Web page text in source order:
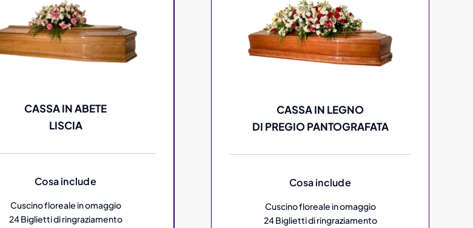
CASSA IN ABETE
LISCIA
Cosa include
Cuscino floreale in omaggio
24 Biglietti di ringraziamento
CASSA IN LEGNO
DI PREGIO PANTOGRAFATA
Cosa include
Cuscino floreale in omaggio
24 Biglietti di ringraziamento